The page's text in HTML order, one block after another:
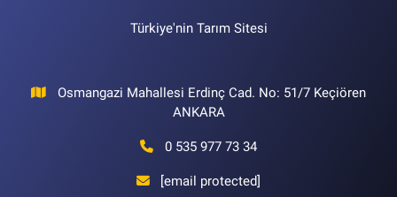
Türkiye'nin Tarım Sitesi
Osmangazi Mahallesi Erdinç Cad. No: 51/7 Keçiören
ANKARA
0 535 977 73 34
[email protected]